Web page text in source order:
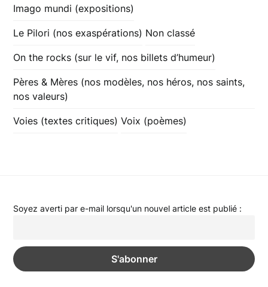
Imago mundi (expositions)
Le Pilori (nos exaspérations) Non classé
On the rocks (sur le vif, nos billets d’humeur)
Pères & Mères (nos modèles, nos héros, nos saints,
nos valeurs)
Voies (textes critiques) Voix (poèmes)
Soyez averti par e-mail lorsqu'un nouvel article est publié :